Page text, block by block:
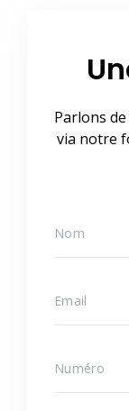
Parlons
via notre